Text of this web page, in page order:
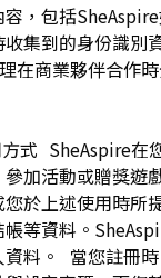
，包括
集到的身份識別
在商業夥伴合作
式 SheAspire在
加活動或贈獎遊
於上述使用時所
等資料。
資料。 當您註冊